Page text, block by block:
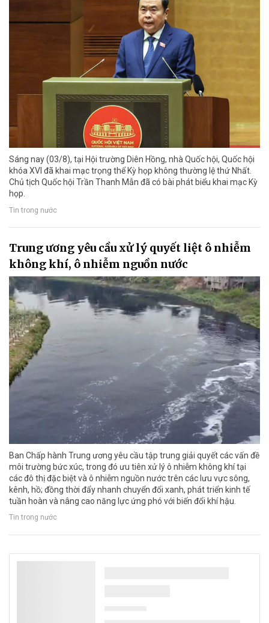
Sáng nay (03/8), tại Hội trường Diên Hồng, nhà Quốc hội, Quốc hội
khóa XVI đã khai mạc trọng thể Kỳ họp không thường lệ thứ Nhất.
Chủ tịch Quốc hội Trần Thanh Mẫn đã có bài phát biểu khai mạc Kỳ
họp.
Tin trong nước
Trung ương yêu cầu xử lý quyết liệt ô nhiễm
không khí, ô nhiễm nguồn nước
Ban Chấp hành Trung ương yêu cầu tập trung giải quyết các vấn đề
môi trường bức xúc, trong đó ưu tiên xử lý ô nhiễm không khí tại
các đô thị đặc biệt và ô nhiễm nguồn nước trên các lưu vực sông,
kênh, hồ; đồng thời đẩy nhanh chuyển đổi xanh, phát triển kinh tế
tuần hoàn và nâng cao năng lực ứng phó với biến đổi khí hậu.
Tin trong nước